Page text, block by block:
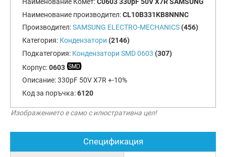
Наименование производител:CL10B331KB8NNNC
Производител:SAMSUNG ELECTRO-MECHANICS(456)
Категория: Кондензатори (2146)
Подкатегория: Кондензатори SMD 0603 (307)
Корпус:0603
Описание:330pF 50V X7R +-10%
Код за поръчка:6120
Изображението е само с илюстративна цел!
Спецификация